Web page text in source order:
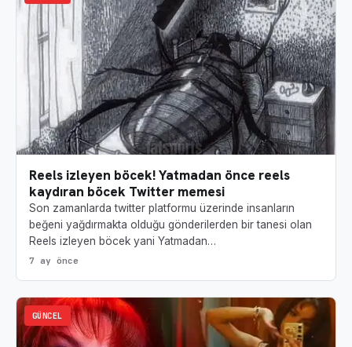
Reels izleyen böcek! Yatmadan önce reels
kaydıran böcek Twitter memesi
Son zamanlarda twitter platformu üzerinde insanların
beğeni yağdırmakta olduğu gönderilerden bir tanesi olan
Reels izleyen böcek yani Yatmadan…
7 ay önce
GÜNCEL